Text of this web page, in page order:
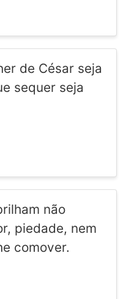
de César seja
sequer seja
não
piedade, nem
comover.